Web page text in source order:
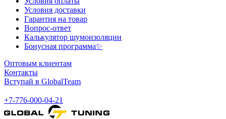
Условия доставки
Гарантия на товар
Вопрос-ответ
Калькулятор шумоизоляции
Бонусная программа✨
Оптовым клиентам
Контакты
Вступай в GlobalTeam
+7-776-000-04-21